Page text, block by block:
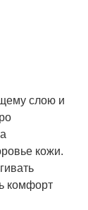
слою и
кожи.
комфорт